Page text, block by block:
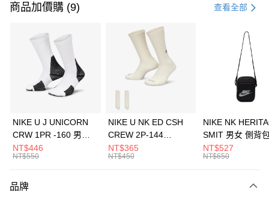
信用卡一次付款
3 期 0 利率 每期 21家銀行
合作金庫商業銀行
第一商業銀行
華南商業銀行
彰化商業銀行
上海商業儲蓄銀行
元大商業銀行
台灣樂天信用卡公司
Apple Pay
全盈+PAY
AFTEE先享後付
【關於「AFTEE先享後付」】
商品加價購 (9) 查看全部
NIKE U J UNICORN
CRW 1PR -160 男女
中統襪 FZ3393100
NT$446
NT$550
NIKE U NK ED CSH
CREW 2P-144
EMBRDY 男女 短統襪
FZ3073133
NT$365
NT$450
NIKE NK
SMIT 男女 側背
BA5871010
NT$527
NT$650
品牌